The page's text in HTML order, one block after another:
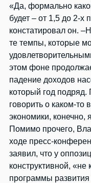
«Да, формально
будет – от 1,5 до 2-х
констатировал он.
те темпы, которые
этом фоне
падение доходов
который год подряд.
говорить о каком-то
экономики, конечно,
Помимо прочего,
ходе пресс-
заявил, что у
конструктивной, «не
программы развития